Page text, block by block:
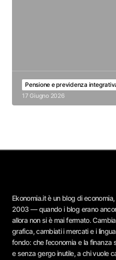
Pensione e previdenza
17 Giugno 2026
Ekonomia.it è un blog di
2003 — quando i blog erano
allora non si è mai fermato.
grafica, cambiati i mercati e i
fondo: che l’economia e la
e senza gergo inutile, a chi vuole